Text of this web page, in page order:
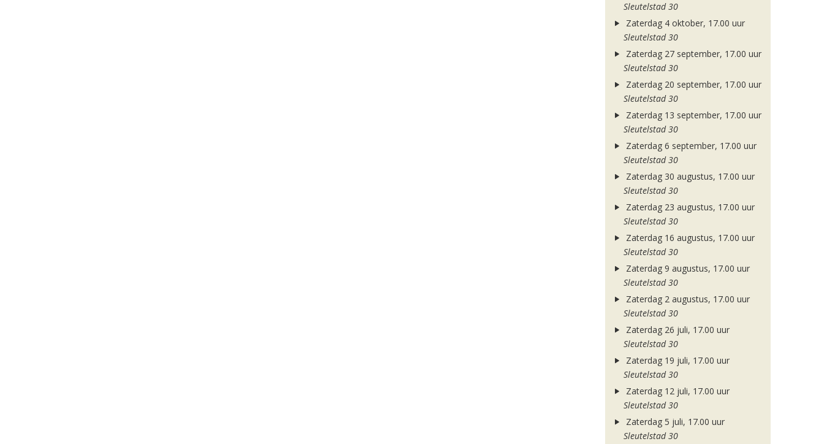
Sleutelstad 30
Zaterdag 4 oktober, 17.00 uur
Sleutelstad 30
Zaterdag 27 september, 17.00 uur
Sleutelstad 30
Zaterdag 20 september, 17.00 uur
Sleutelstad 30
Zaterdag 13 september, 17.00 uur
Sleutelstad 30
Zaterdag 6 september, 17.00 uur
Sleutelstad 30
Zaterdag 30 augustus, 17.00 uur
Sleutelstad 30
Zaterdag 23 augustus, 17.00 uur
Sleutelstad 30
Zaterdag 16 augustus, 17.00 uur
Sleutelstad 30
Zaterdag 9 augustus, 17.00 uur
Sleutelstad 30
Zaterdag 2 augustus, 17.00 uur
Sleutelstad 30
Zaterdag 26 juli, 17.00 uur
Sleutelstad 30
Zaterdag 19 juli, 17.00 uur
Sleutelstad 30
Zaterdag 12 juli, 17.00 uur
Sleutelstad 30
Zaterdag 5 juli, 17.00 uur
Sleutelstad 30